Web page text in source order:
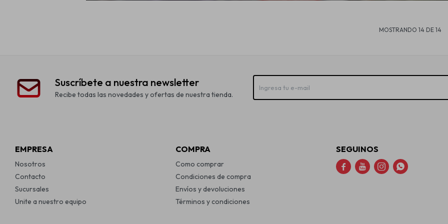
MOSTRANDO 14 DE 14
Suscríbete a nuestra newsletter
Recibe todas las novedades y ofertas de nuestra tienda.
EMPRESA
Nosotros
Contacto
Sucursales
Unite a nuestro equipo
COMPRA
Como comprar
Condiciones de compra
Envíos y devoluciones
Términos y condiciones
SEGUINOS
   